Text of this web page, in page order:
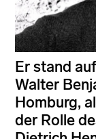
Er stand
Walter
Homburg,
der Rolle